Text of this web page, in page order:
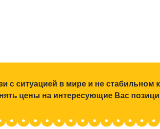
ситуацией в мире и не стабильном
цены на интересующие Вас